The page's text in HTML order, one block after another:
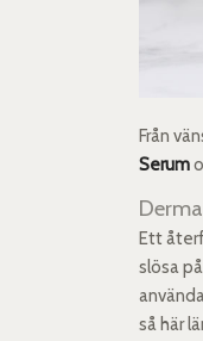
Från
Serum
Ett
slösa
så här